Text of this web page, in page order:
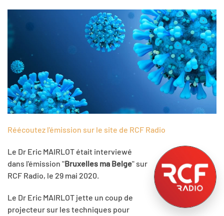
Réécoutez l'émission sur le site de RCF Radio
Le Dr Eric MAIRLOT était interviewé
dans l'émission "Bruxelles ma Belge" sur
RCF Radio, le 29 mai 2020.
Le Dr Eric MAIRLOT jette un coup de
projecteur sur les techniques pour